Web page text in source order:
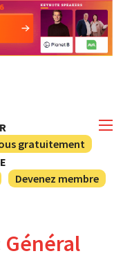
gratuitement
Devenez membre
Général